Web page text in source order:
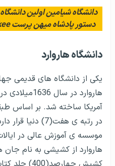
دانشگاه شیامین اولین
دستور پادشاه میهن پرست Tan kan kee ساخته شده است.
دانشگاه هاروارد
یکی از دانشگاه های قدیمی
هاروارد در
در رتبه ی هفت(7)
موسسه ی آموزش عالی در
هاروارد از کشیشی به نام